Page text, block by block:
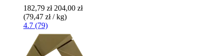
182,79 zł 204,00 zł
(79,47 zł / kg)
4.7 (79)